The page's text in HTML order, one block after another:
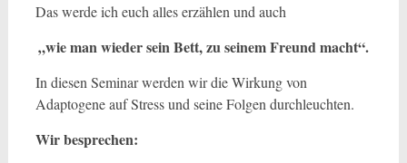
Das werde ich euch alles erzählen und auch
„wie man wieder sein Bett, zu seinem Freund macht“.
In diesen Seminar werden wir die Wirkung von
Adaptogene auf Stress und seine Folgen durchleuchten.
Wir besprechen: